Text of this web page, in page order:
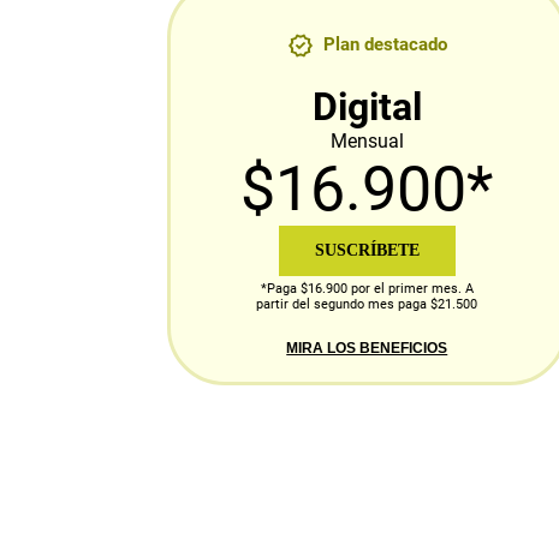
Plan destacado
Digital
Mensual
$16.900*
SUSCRÍBETE
*Paga $16.900 por el primer mes. A
partir del segundo mes paga $21.500
MIRA LOS BENEFICIOS